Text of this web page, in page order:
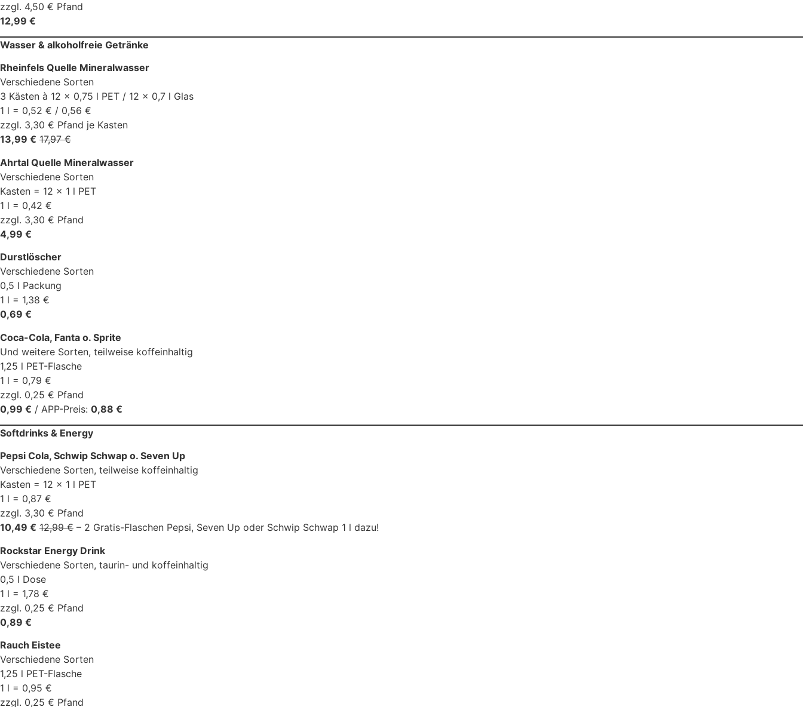
zzgl. 4,50 € Pfand
12,99 €
Wasser & alkoholfreie Getränke
Rheinfels Quelle Mineralwasser
Verschiedene Sorten
3 Kästen à 12 x 0,75 l PET / 12 x 0,7 l Glas
1 l = 0,52 € / 0,56 €
zzgl. 3,30 € Pfand je Kasten
13,99 € 17,97 €
Ahrtal Quelle Mineralwasser
Verschiedene Sorten
Kasten = 12 x 1 l PET
1 l = 0,42 €
zzgl. 3,30 € Pfand
4,99 €
Durstlöscher
Verschiedene Sorten
0,5 l Packung
1 l = 1,38 €
0,69 €
Coca-Cola, Fanta o. Sprite
Und weitere Sorten, teilweise koffeinhaltig
1,25 l PET-Flasche
1 l = 0,79 €
zzgl. 0,25 € Pfand
0,99 € / APP-Preis: 0,88 €
Softdrinks & Energy
Pepsi Cola, Schwip Schwap o. Seven Up
Verschiedene Sorten, teilweise koffeinhaltig
Kasten = 12 x 1 l PET
1 l = 0,87 €
zzgl. 3,30 € Pfand
10,49 € 12,99 € – 2 Gratis-Flaschen Pepsi, Seven Up oder Schwip Schwap 1 l dazu!
Rockstar Energy Drink
Verschiedene Sorten, taurin- und koffeinhaltig
0,5 l Dose
1 l = 1,78 €
zzgl. 0,25 € Pfand
0,89 €
Rauch Eistee
Verschiedene Sorten
1,25 l PET-Flasche
1 l = 0,95 €
zzgl. 0,25 € Pfand